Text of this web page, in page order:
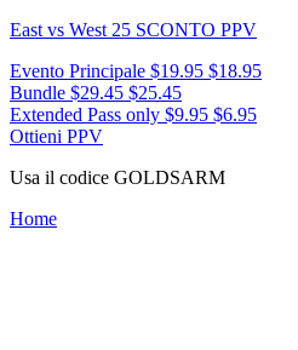
East vs West 25 SCONTO PPV
Evento Principale $19.95 $18.95
Bundle $29.45 $25.45
Extended Pass only $9.95 $6.95
Ottieni PPV
Usa il codice GOLDSARM
Home